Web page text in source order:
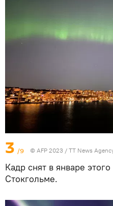
3 /9 © AFP 2023 / TT News
Кадр снят в январе
Стокгольме.